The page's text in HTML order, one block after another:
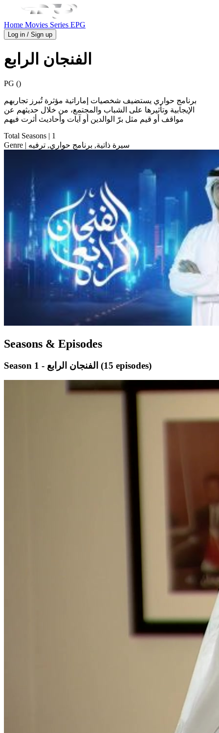
Home Movies Series EPG
Log in / Sign up
الفنجان الرابع
PG ()
برنامج حواري يستضيف شخصيات إماراتية مؤثرة تُبرز تجاربهم
الإيجابية وتأثيرها على الشباب والمجتمع، من خلال حديثهم عن
مواقف أو قيم مثل برّ الوالدين أو آيات وأحاديث أثرت فيهم
Total Seasons | 1
Genre
| سيرة ذاتية, برنامج حواري, ترفيه
Seasons & Episodes
(15 episodes)